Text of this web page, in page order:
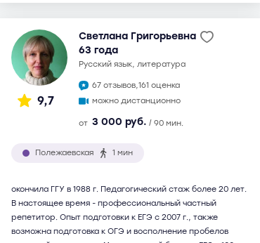
9,7
Светлана Григорьевна
63 года
русский язык, литература
67 отзывов,161 оценка
можно дистанционно
от 3 000 руб. / 90 мин.
Полежаевская 1 мин
окончила ГГУ в 1988 г. Педагогический стаж более 20 лет.
В настоящее время - профессиональный частный
репетитор. Опыт подготовки к ЕГЭ с 2007 г., также
возможна подготовка к ОГЭ и восполнение пробелов